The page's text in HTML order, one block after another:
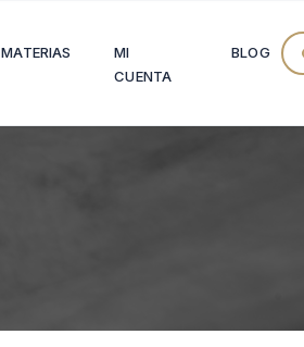
MATERIAS
MI
CUENTA
BLOG